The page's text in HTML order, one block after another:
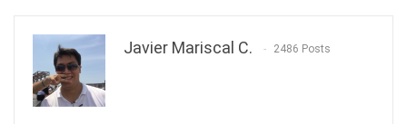
Javier Mariscal C. 2486 Posts